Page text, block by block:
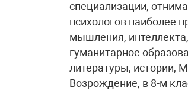
специализации,
психологов наиболее
мышления,
гуманитарное
литературы, истории,
Возрождение, в 8-м